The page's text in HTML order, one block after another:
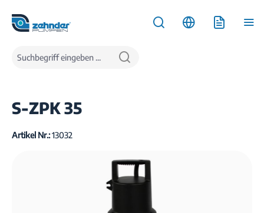
springen
Produkte Wasserentsorgung
Schmutzwassertauchpumpen
S-ZPK 35
Artikel Nr.:13032